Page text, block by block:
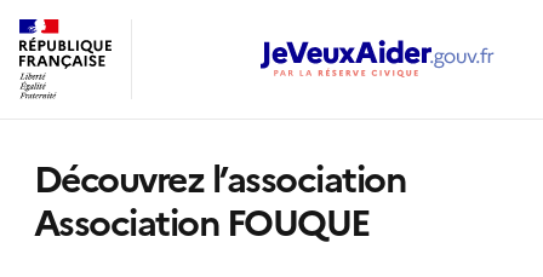
Découvrez l’association
Association FOUQUE